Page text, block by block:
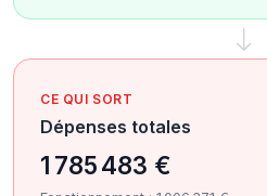
CE QUI SORT
Dépenses totales
1 785 483 €